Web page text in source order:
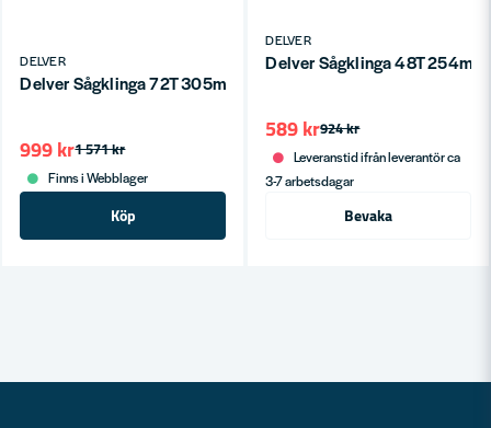
DELVER
Delver Sågklinga 72T 305mm EXTREME CUT (Fina Snitt)
1 571 kr
999 kr
Finns i Webblager
Köp
DELVER
Delver Sågklinga 48T
924 kr
589 kr
Leveranstid ifrån leverantör ca
3-7 arbetsdagar
Bevaka